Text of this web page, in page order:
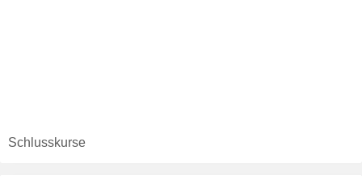
Schlusskurse